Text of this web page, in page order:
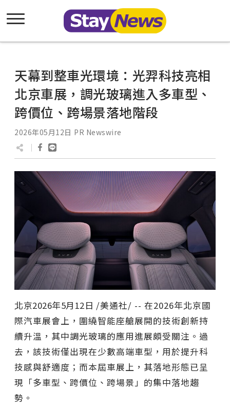
天幕到整車光環境：光羿科技亮相
北京車展，調光玻璃進入多車型、
跨價位、跨場景落地階段
2026年05月12日 PR Newswire
北京2026年5月12日 /美通社/ -- 在2026年北京國
際汽車展會上，圍繞智能座艙展開的技術創新持
續升溫，其中調光玻璃的應用進展頗受關注。過
去，該技術僅出現在少數高端車型，用於提升科
技感與舒適度；而本屆車展上，其落地形態已呈
現「多車型、跨價位、跨場景」的集中落地趨
勢。